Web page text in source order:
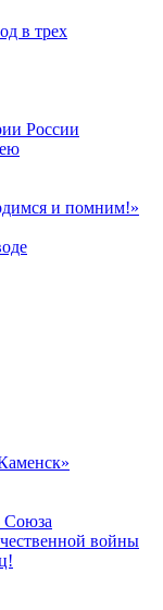
в трех
России
и помним!»
Союза
войны